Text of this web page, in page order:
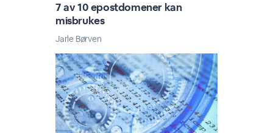
7 av 10 epostdomener kan
misbrukes
Jarle Børven